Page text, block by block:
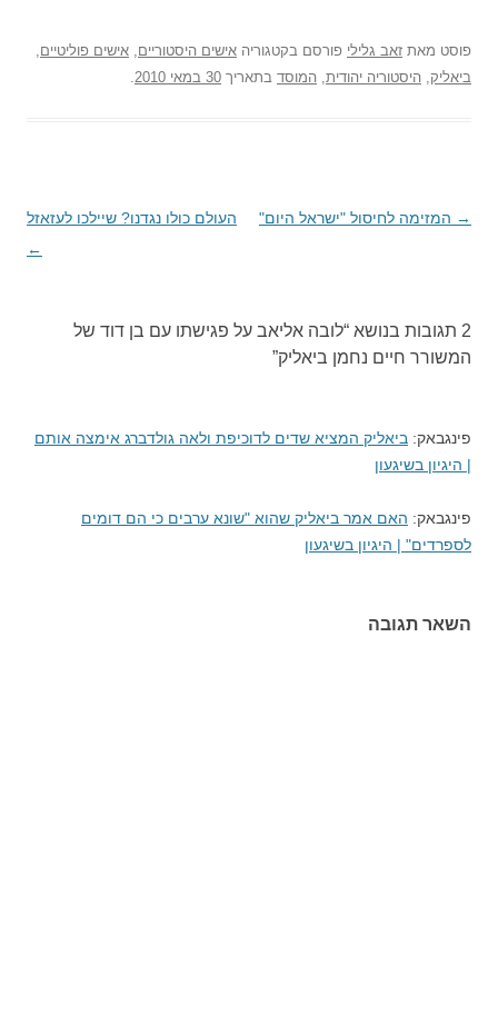
פוסט מאת זאב גלילי פורסם בקטגוריה אישים היסטוריים, אישים פוליטיים,
ביאליק, היסטוריה יהודית, המוסד בתאריך 30 במאי 2010 .
ניווט
→ המזימה לחיסול "ישראל היום"
העולם כולו נגדנו? שיילכו לעזאזל
←
2 תגובות בנושא “
לובה אליאב על פגישתו עם בן דוד של
המשורר חיים נחמן ביאליק”
פינגבאק: ביאליק המציא שדים לדוכיפת ולאה גולדברג אימצה אותם
| היגיון בשיגעון
פינגבאק: האם אמר ביאליק שהוא "שונא ערבים כי הם דומים
לספרדים" | היגיון בשיגעון
השאר תגובה